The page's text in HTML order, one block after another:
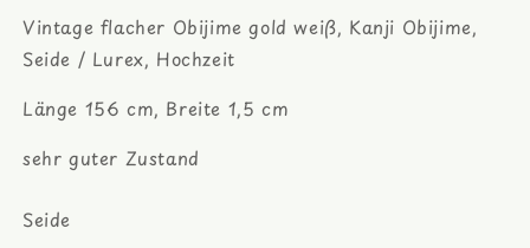
Kanji
Obijime,
/
Lurex,
Hochzeit
Kanji
Obijime,
Hochzeit
Vintage flacher Obijime gold weiß, Kanji Obijime,
Seide / Lurex, Hochzeit
Länge 156 cm, Breite 1,5 cm
sehr guter Zustand
Seide